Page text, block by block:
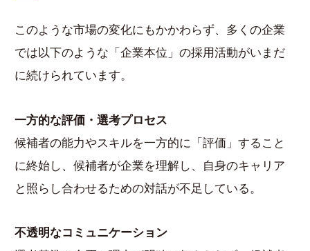
このような市場の変化にもかかわらず、多くの企業
では以下のような「企業本位」の採用活動がいまだ
に続けられています。
一方的な評価・選考プロセス
候補者の能力やスキルを一方的に「評価」すること
に終始し、候補者が企業を理解し、自身のキャリア
と照らし合わせるための対話が不足している。
不透明なコミュニケーション